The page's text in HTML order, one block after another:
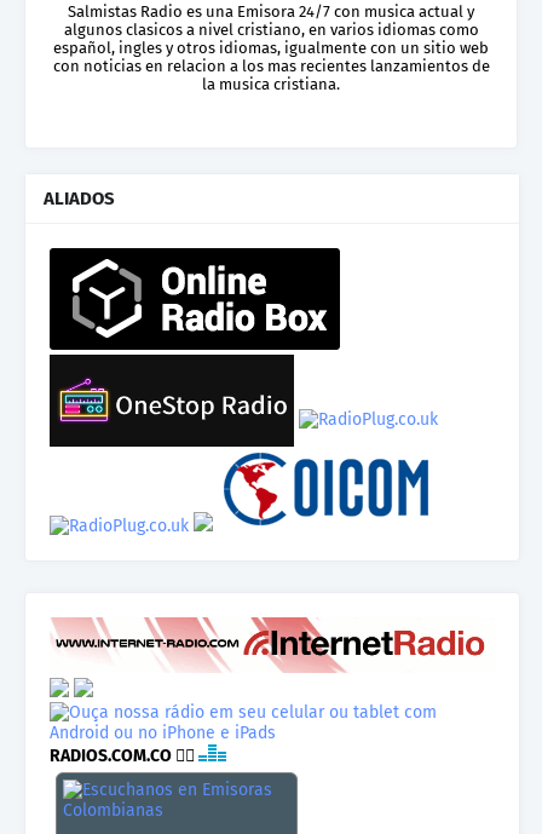
Salmistas Radio es una Emisora 24/7 con musica actual y
algunos clasicos a nivel cristiano, en varios idiomas como
español, ingles y otros idiomas, igualmente con un sitio web
con noticias en relacion a los mas recientes lanzamientos de
la musica cristiana.
ALIADOS
RADIOS.COM.CO 👉🏾